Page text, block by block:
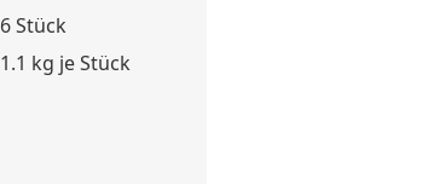
6Stück
1.1 kg je Stück